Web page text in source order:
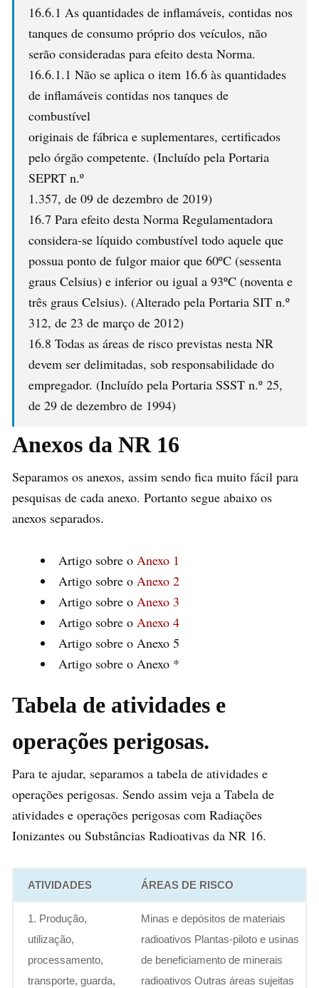
16.6.1 As quantidades de inflamáveis, contidas nos
tanques de consumo próprio dos veículos, não
serão consideradas para efeito desta Norma.
16.6.1.1 Não se aplica o item 16.6 às quantidades
de inflamáveis contidas nos tanques de
combustível
originais de fábrica e suplementares, certificados
pelo órgão competente. (Incluído pela Portaria
SEPRT n.º
1.357, de 09 de dezembro de 2019)
16.7 Para efeito desta Norma Regulamentadora
considera-se líquido combustível todo aquele que
possua ponto de fulgor maior que 60ºC (sessenta
graus Celsius) e inferior ou igual a 93ºC (noventa e
três graus Celsius). (Alterado pela Portaria SIT n.º
312, de 23 de março de 2012)
16.8 Todas as áreas de risco previstas nesta NR
devem ser delimitadas, sob responsabilidade do
empregador. (Incluído pela Portaria SSST n.º 25,
de 29 de dezembro de 1994)
Anexos da NR 16
Separamos os anexos, assim sendo fica muito fácil para
pesquisas de cada anexo. Portanto segue abaixo os
anexos separados.
Artigo sobre o Anexo 1
Artigo sobre o Anexo 2
Artigo sobre o Anexo 3
Artigo sobre o Anexo 4
Artigo sobre o Anexo 5
Artigo sobre o Anexo *
Tabela de atividades e
operações perigosas.
Para te ajudar, separamos a tabela de atividades e
operações perigosas. Sendo assim veja a Tabela de
atividades e operações perigosas com Radiações
Ionizantes ou Substâncias Radioativas da NR 16.
ATIVIDADES ÁREAS DE RISCO
1. Produção,
utilização,
processamento,
transporte, guarda,
Minas e depósitos de materiais
radioativos Plantas-piloto e usinas
de beneficiamento de minerais
radioativos Outras áreas sujeitas